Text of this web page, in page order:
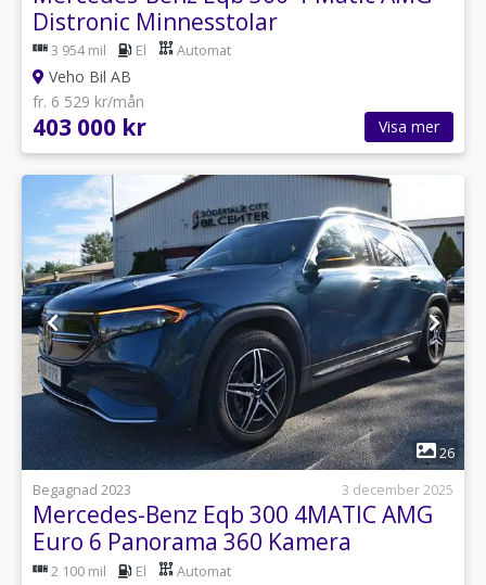
Distronic Minnesstolar
3 954 mil El Automat
Veho Bil AB
fr. 6 529 kr/mån
403 000 kr Visa mer
26
Begagnad 2023
3 december 2025
Mercedes-Benz Eqb 300 4MATIC AMG
Euro 6 Panorama 360 Kamera
2 100 mil El Automat